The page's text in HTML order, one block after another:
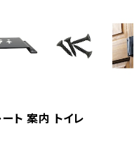
ト 案内 トイレ